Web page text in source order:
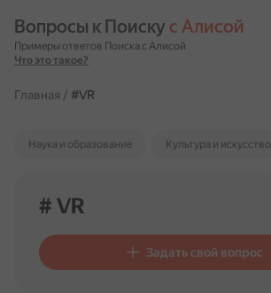
Вопросы к Поиску с Алисой
Примеры ответов Поиска с Алисой
Что это такое?
Главная / #VR
Наука и образование Культура и искусство
# VR
Задать свой вопрос